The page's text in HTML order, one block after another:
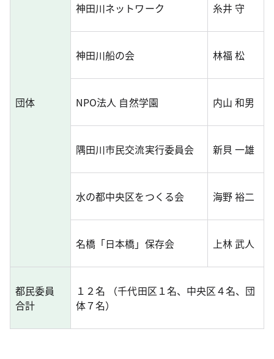
団体
神田川ネットワーク 糸井 守
神田川船の会 林福 松
NPO法人 自然学園 内山 和男
隅田川市民交流実行委員会 新貝 一雄
水の都中央区をつくる会 海野 裕二
名橋「日本橋」保存会 上林 武人
都民委員
合計
１２名 （千代田区１名、中央区４名、団
体７名）